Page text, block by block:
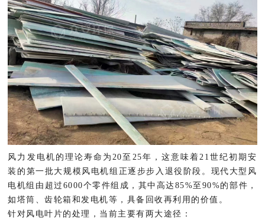
风力发电机的理论寿命为20至25年，这意味着21世纪初期安
装的第一批大规模风电机组正逐步步入退役阶段。现代大型风
电机组由超过6000个零件组成，其中高达85%至90%的部件，
如塔筒、齿轮箱和发电机等，具备回收再利用的价值。
针对风电叶片的处理，当前主要有两大途径：